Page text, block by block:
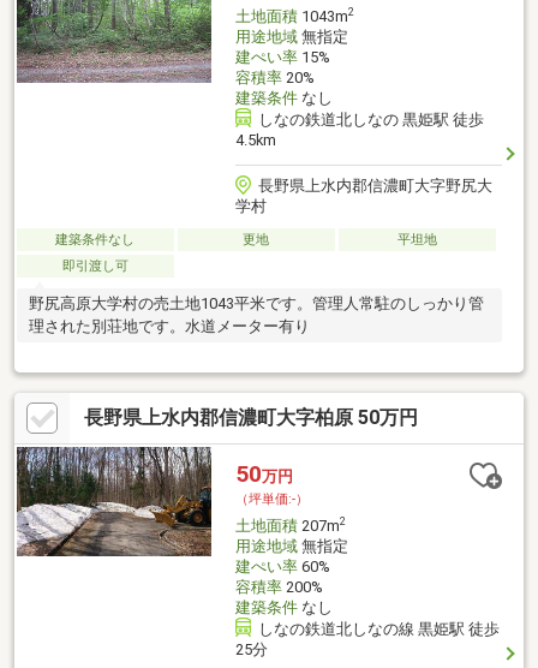
土地面積1043m2
用途地域無指定
建ぺい率15%
容積率20%
建築条件なし
しなの鉄道北しなの 黒姫駅 徒歩
4.5km
長野県上水内郡信濃町大字野尻大
学村
建築条件なし 更地
平坦地
即引渡し可
野尻高原大学村の売土地1043平米です。管理人常駐のしっかり管
理された別荘地です。水道メーター有り
長野県上水内郡信濃町大字柏原 50万円
50万円
（坪単価:-）
土地面積207m2
用途地域無指定
建ぺい率60%
容積率200%
建築条件なし
しなの鉄道北しなの線 黒姫駅 徒歩
25分